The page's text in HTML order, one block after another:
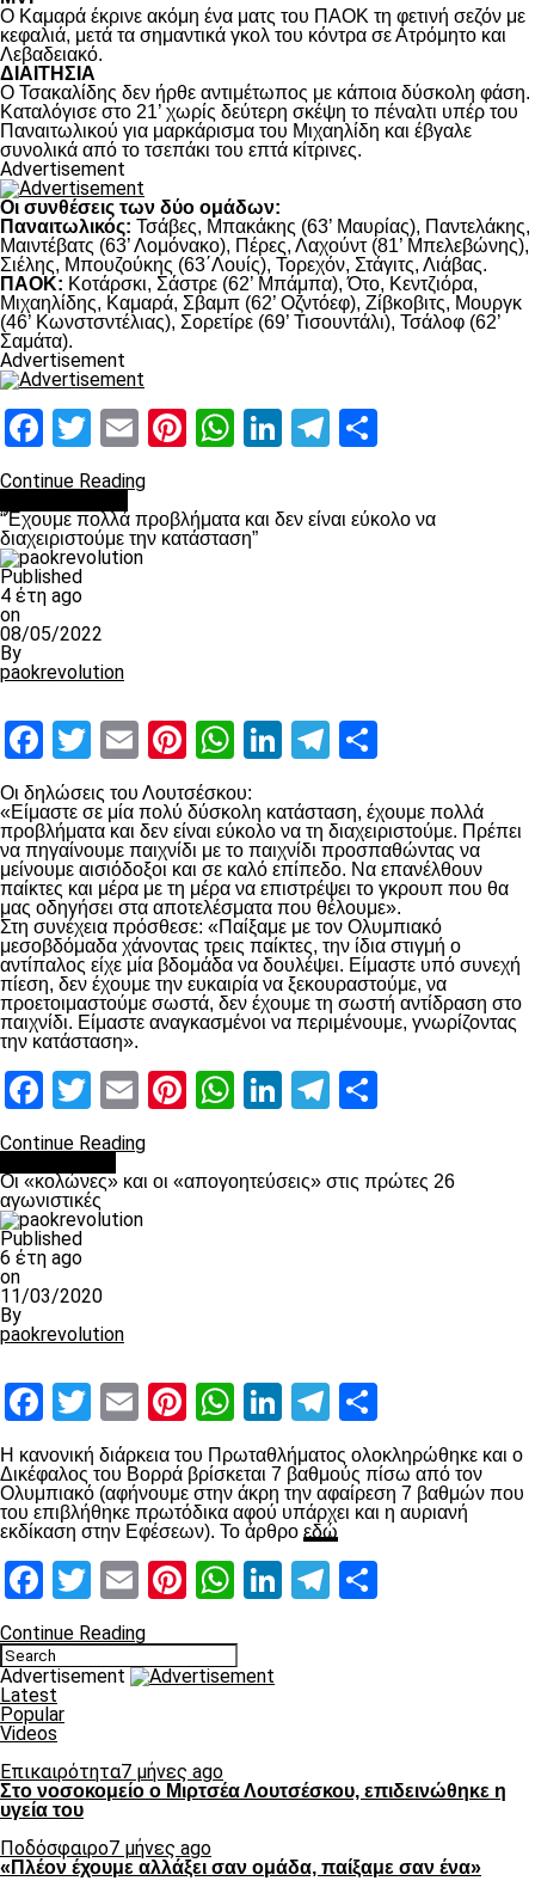
Ο Καμαρά έκρινε ακόμη ένα ματς του ΠΑΟΚ τη φετινή σεζόν με
κεφαλιά, μετά τα σημαντικά γκολ του κόντρα σε Ατρόμητο και
Λεβαδειακό.
ΔΙΑΙΤΗΣΙΑ
Ο Τσακαλίδης δεν ήρθε αντιμέτωπος με κάποια δύσκολη φάση.
Καταλόγισε στο 21’ χωρίς δεύτερη σκέψη το πέναλτι υπέρ του
Παναιτωλικού για μαρκάρισμα του Μιχαηλίδη και έβγαλε
συνολικά από το τσεπάκι του επτά κίτρινες.
Advertisement
Οι συνθέσεις των δύο ομάδων:
Παναιτωλικός: Τσάβες, Μπακάκης (63’ Μαυρίας), Παντελάκης,
Μαιντέβατς (63’ Λομόνακο), Πέρες, Λαχούντ (81’ Μπελεβώνης),
Σιέλης, Μπουζούκης (63΄Λουίς), Τορεχόν, Στάγιτς, Λιάβας.
ΠΑΟΚ: Κοτάρσκι, Σάστρε (62’ Μπάμπα), Ότο, Κεντζιόρα,
Μιχαηλίδης, Καμαρά, Σβαμπ (62’ Οζντόεφ), Ζίβκοβιτς, Μουργκ
(46’ Κωνστσντέλιας), Σορετίρε (69’ Τισουντάλι), Τσάλοφ (62’
Σαμάτα).
Advertisement
Facebook
Twitter
EmailPinterest
WhatsApp
LinkedIn
Telegram
Continue Reading
“Έχουμε πολλά προβλήματα και δεν είναι εύκολο να
διαχειριστούμε την κατάσταση”
Published
4 έτη ago
on
08/05/2022
By
paokrevolution
Facebook
Twitter
EmailPinterest
WhatsApp
LinkedIn
Telegram
Οι δηλώσεις του Λουτσέσκου:
«Είμαστε σε μία πολύ δύσκολη κατάσταση, έχουμε πολλά
προβλήματα και δεν είναι εύκολο να τη διαχειριστούμε. Πρέπει
να πηγαίνουμε παιχνίδι με το παιχνίδι προσπαθώντας να
μείνουμε αισιόδοξοι και σε καλό επίπεδο. Να επανέλθουν
παίκτες και μέρα με τη μέρα να επιστρέψει το γκρουπ που θα
μας οδηγήσει στα αποτελέσματα που θέλουμε».
Στη συνέχεια πρόσθεσε: «Παίξαμε με τον Ολυμπιακό
μεσοβδόμαδα χάνοντας τρεις παίκτες, την ίδια στιγμή ο
αντίπαλος είχε μία βδομάδα να δουλέψει. Είμαστε υπό συνεχή
πίεση, δεν έχουμε την ευκαιρία να ξεκουραστούμε, να
προετοιμαστούμε σωστά, δεν έχουμε τη σωστή αντίδραση στο
παιχνίδι. Είμαστε αναγκασμένοι να περιμένουμε, γνωρίζοντας
την κατάσταση».
Facebook
Twitter
EmailPinterest
WhatsApp
LinkedIn
Telegram
Continue Reading
Οι «κολώνες» και οι «απογοητεύσεις» στις πρώτες 26
αγωνιστικές
Published
6 έτη ago
on
11/03/2020
By
paokrevolution
Facebook
Twitter
EmailPinterest
WhatsApp
LinkedIn
Telegram
Η κανονική διάρκεια του Πρωταθλήματος ολοκληρώθηκε και ο
Δικέφαλος του Βορρά βρίσκεται 7 βαθμούς πίσω από τον
Ολυμπιακό (αφήνουμε στην άκρη την αφαίρεση 7 βαθμών που
του επιβλήθηκε πρωτόδικα αφού υπάρχει και η αυριανή
εκδίκαση στην Εφέσεων). Το άρθρο εδώ
Facebook
Twitter
EmailPinterest
WhatsApp
LinkedIn
Telegram
Continue Reading
Advertisement
Latest
Popular
Videos
Επικαιρότητα7 μήνες ago
Στο νοσοκομείο ο Μιρτσέα Λουτσέσκου, επιδεινώθηκε η
υγεία του
Ποδόσφαιρο7 μήνες ago
«Πλέον έχουμε αλλάξει σαν ομάδα, παίξαμε σαν ένα»